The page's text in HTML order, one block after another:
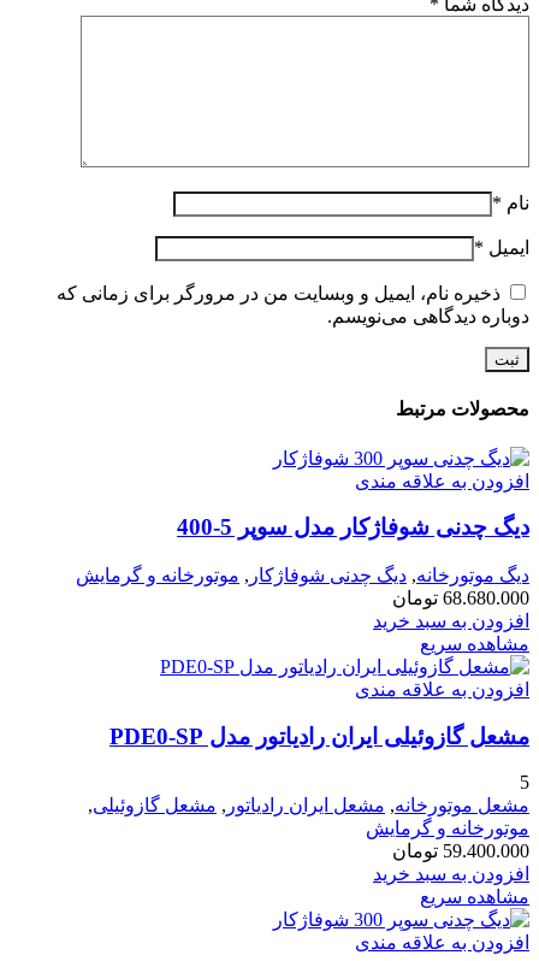
دیدگاه شما *
نام *
ایمیل *
ذخیره نام، ایمیل و وبسایت من در مرورگر برای زمانی که
دوباره دیدگاهی می‌نویسم.
محصولات مرتبط
افزودن به علاقه مندی
دیگ چدنی شوفاژکار مدل سوپر 5-400
دیگ موتورخانه, دیگ چدنی شوفاژکار , موتورخانه و گرمایش
68.680.000 تومان
افزودن به سبد خرید
مشاهده سریع
افزودن به علاقه مندی
مشعل گازوئیلی ایران رادیاتور مدل PDE0-SP
5
مشعل موتورخانه, مشعل ایران رادیاتور , مشعل گازوئیلی,
موتورخانه و گرمایش
59.400.000 تومان
افزودن به سبد خرید
مشاهده سریع
افزودن به علاقه مندی